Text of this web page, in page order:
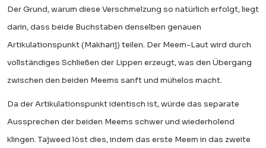
Der Grund, warum diese Verschmelzung so natürlich erfolgt, liegt
darin, dass beide Buchstaben denselben genauen
Artikulationspunkt (Makharij) teilen. Der Meem-Laut wird durch
vollständiges Schließen der Lippen erzeugt, was den Übergang
zwischen den beiden Meems sanft und mühelos macht.
Da der Artikulationspunkt identisch ist, würde das separate
Aussprechen der beiden Meems schwer und wiederholend
klingen. Tajweed löst dies, indem das erste Meem in das zweite